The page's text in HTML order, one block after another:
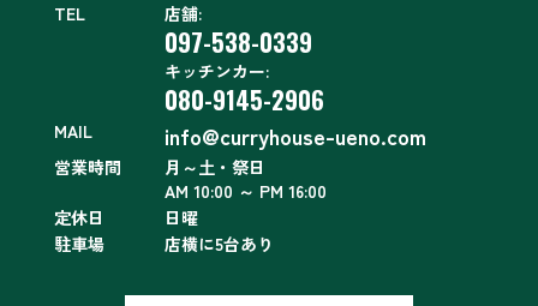
TEL
店舗:
097-538-0339
キッチンカー:
080-9145-2906
MAIL info@curryhouse-ueno.com
営業時間
月～土・祭日
AM 10:00 ～ PM 16:00
定休日
日曜
駐車場
店横に5台あり